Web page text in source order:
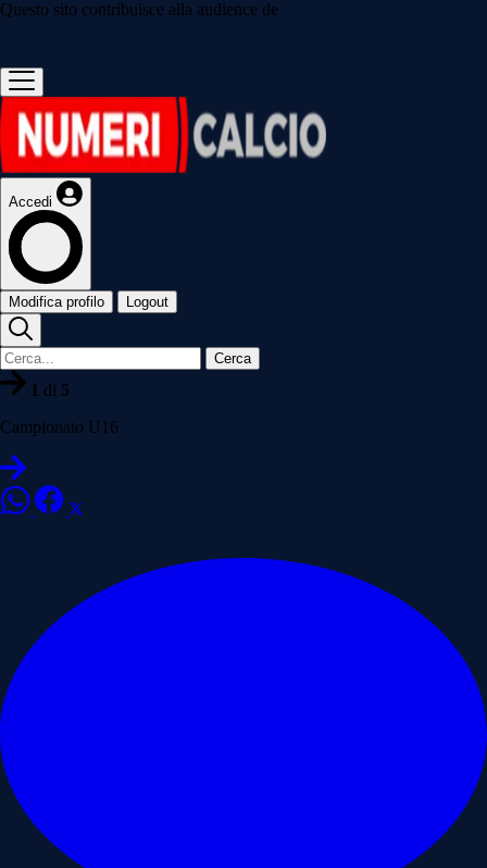
Questo sito contribuisce alla audience de
Accedi
Modifica profilo Logout
Cerca
1 di 5
Campionato U16